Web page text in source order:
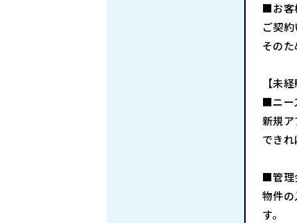
■お客
ご契
その
【未
■ニー
新規
できれ
■管理
物件
す。